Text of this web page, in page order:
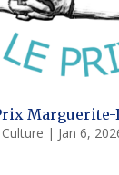
Marguerite-
| Jan 6,